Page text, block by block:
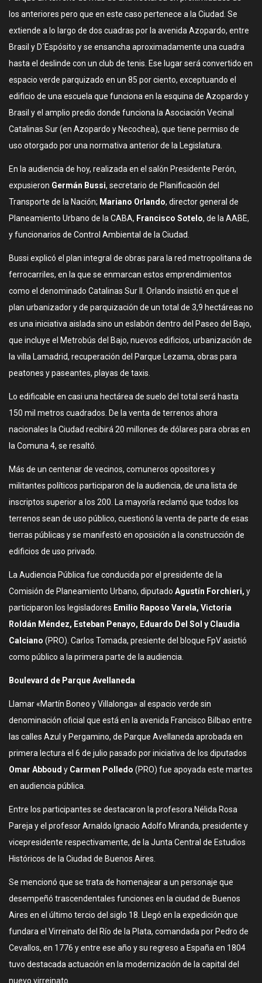
los anteriores pero que en este caso pertenece a la Ciudad. Se
extiende a lo largo de dos cuadras por la avenida Azopardo, entre
Brasil y D´Espósito y se ensancha aproximadamente una cuadra
hasta el deslinde con un club de tenis. Ese lugar será convertido en
espacio verde parquizado en un 85 por ciento, exceptuando el
edificio de una escuela que funciona en la esquina de Azopardo y
Brasil y el amplio predio donde funciona la Asociación Vecinal
Catalinas Sur (en Azopardo y Necochea), que tiene permiso de
uso otorgado por una normativa anterior de la Legislatura.
En la audiencia de hoy, realizada en el salón Presidente Perón,
expusieron Germán Bussi, secretario de Planificación del
Transporte de la Nación; Mariano Orlando, director general de
Planeamiento Urbano de la CABA, Francisco Sotelo, de la AABE,
y funcionarios de Control Ambiental de la Ciudad.
Bussi explicó el plan integral de obras para la red metropolitana de
ferrocarriles, en la que se enmarcan estos emprendimientos
como el denominado Catalinas Sur II. Orlando insistió en que el
plan urbanizador y de parquización de un total de 3,9 hectáreas no
es una iniciativa aislada sino un eslabón dentro del Paseo del Bajo,
que incluye el Metrobús del Bajo, nuevos edificios, urbanización de
la villa Lamadrid, recuperación del Parque Lezama, obras para
peatones y paseantes, playas de taxis.
Lo edificable en casi una hectárea de suelo del total será hasta
150 mil metros cuadrados. De la venta de terrenos ahora
nacionales la Ciudad recibirá 20 millones de dólares para obras en
la Comuna 4, se resaltó.
Más de un centenar de vecinos, comuneros opositores y
militantes políticos participaron de la audiencia, de una lista de
inscriptos superior a los 200. La mayoría reclamó que todos los
terrenos sean de uso público, cuestionó la venta de parte de esas
tierras públicas y se manifestó en oposición a la construcción de
edificios de uso privado.
La Audiencia Pública fue conducida por el presidente de la
Comisión de Planeamiento Urbano, diputado Agustín Forchieri, y
participaron los legisladores Emilio Raposo Varela, Victoria
Roldán Méndez, Esteban Penayo, Eduardo Del Sol y Claudia
Calciano (PRO). Carlos Tomada, presiente del bloque FpV asistió
como público a la primera parte de la audiencia.
Boulevard de Parque Avellaneda
Llamar «Martín Boneo y Villalonga» al espacio verde sin
denominación oficial que está en la avenida Francisco Bilbao entre
las calles Azul y Pergamino, de Parque Avellaneda aprobada en
primera lectura el 6 de julio pasado por iniciativa de los diputados
Omar Abboud y Carmen Polledo (PRO) fue apoyada este martes
en audiencia pública.
Entre los participantes se destacaron la profesora Nélida Rosa
Pareja y el profesor Arnaldo Ignacio Adolfo Miranda, presidente y
vicepresidente respectivamente, de la Junta Central de Estudios
Históricos de la Ciudad de Buenos Aires.
Se mencionó que se trata de homenajear a un personaje que
desempeñó trascendentales funciones en la ciudad de Buenos
Aires en el último tercio del siglo 18. Llegó en la expedición que
fundara el Virreinato del Río de la Plata, comandada por Pedro de
Cevallos, en 1776 y entre ese año y su regreso a España en 1804
tuvo destacada actuación en la modernización de la capital del
nuevo virreinato.